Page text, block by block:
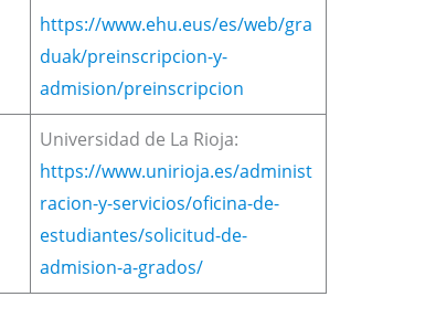
https://www.ehu.eus/es/web/gra
duak/preinscripcion-y-
admision/preinscripcion
Universidad de La Rioja:
https://www.unirioja.es/administ
racion-y-servicios/oficina-de-
estudiantes/solicitud-de-
admision-a-grados/